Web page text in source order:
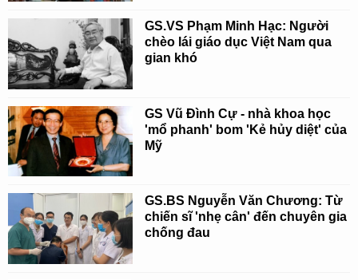
GS.VS Phạm Minh Hạc: Người
chèo lái giáo dục Việt Nam qua
gian khó
GS Vũ Đình Cự - nhà khoa học
'mổ phanh' bom 'Kẻ hủy diệt' của
Mỹ
GS.BS Nguyễn Văn Chương: Từ
chiến sĩ 'nhẹ cân' đến chuyên gia
chống đau